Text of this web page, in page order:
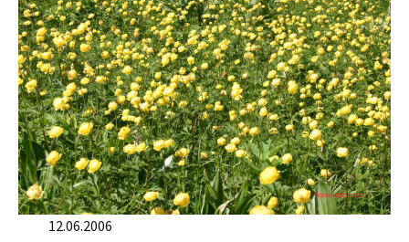
12.06.2006